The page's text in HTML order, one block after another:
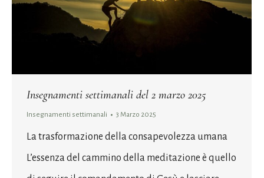
Insegnamenti settimanali del 2 marzo 2025
Insegnamenti settimanali 3 Marzo 2025
La trasformazione della consapevolezza umana
L’essenza del cammino della meditazione è quello